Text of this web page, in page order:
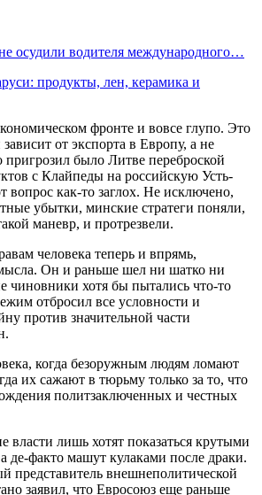
осудили водителя международного…
продукты, лен, керамика и
фронте и вовсе глупо. Это
от экспорта в Европу, а не
было Литве переброской
с Клайпеды на российскую Усть-
вопрос как-то заглох. Не исключено,
убытки, минские стратеги поняли,
маневр, и протрезвели.
человека теперь и впрямь,
Он и раньше шел ни шатко ни
чиновники хотя бы пытались что-то
отбросил все условности и
против значительной части
когда безоружным людям ломают
их сажают в тюрьму только за то, что
политзаключенных и честных
власти лишь хотят показаться крутыми
де-факто машут кулаками после драки.
представитель внешнеполитической
заявил, что Евросоюз еще раньше